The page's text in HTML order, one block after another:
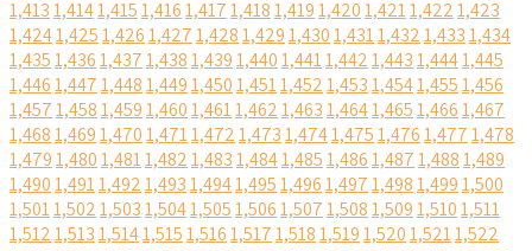
1,4131,4141,4151,4161,4171,4181,4191,4201,4211,4221,423
1,4241,4251,4261,4271,4281,4291,4301,4311,4321,4331,434
1,4351,4361,4371,4381,4391,4401,4411,4421,4431,4441,445
1,4461,4471,4481,4491,4501,4511,4521,4531,4541,4551,456
1,4571,4581,4591,4601,4611,4621,4631,4641,4651,4661,467
1,4681,4691,4701,4711,4721,4731,4741,4751,4761,4771,478
1,4791,4801,4811,4821,4831,4841,4851,4861,4871,4881,489
1,4901,4911,4921,4931,4941,4951,4961,4971,4981,4991,500
1,5011,5021,5031,5041,5051,5061,5071,5081,5091,5101,511
1,5121,5131,5141,5151,5161,5171,5181,5191,5201,5211,522